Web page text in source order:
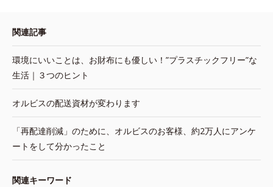
関連記事
環境にいいことは、お財布にも優しい！”プラスチックフリー”な
生活｜３つのヒント
オルビスの配送資材が変わります
「再配達削減」のために、オルビスのお客様、約2万人にアンケ
ートをして分かったこと
関連キーワード